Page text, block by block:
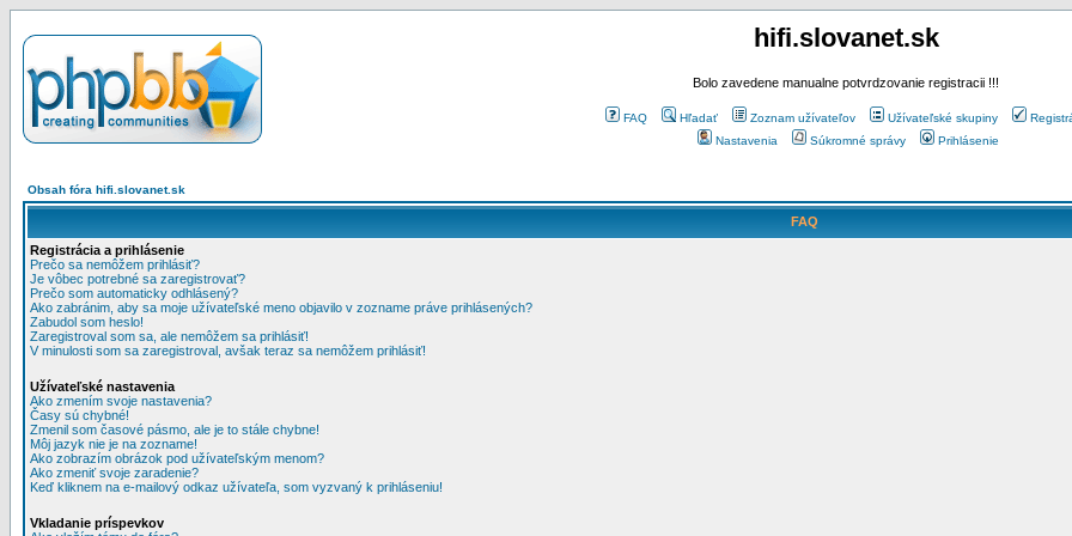
hifi.slovanet.sk
Bolo zavedene manualne potvrdzovanie registracii !!!
FAQ Hľadať Zoznam užívateľov Užívateľské skupiny
Nastavenia
Súkromné správy Prihlásenie
Obsah fóra hifi.slovanet.sk
FAQ
Registrácia a prihlásenie
Prečo sa nemôžem prihlásiť?
Je vôbec potrebné sa zaregistrovať?
Prečo som automaticky odhlásený?
Ako zabránim, aby sa moje užívateľské meno objavilo v zozname práve prihlásených?
Zabudol som heslo!
Zaregistroval som sa, ale nemôžem sa prihlásiť!
V minulosti som sa zaregistroval, avšak teraz sa nemôžem prihlásiť!
Užívateľské nastavenia
Ako zmením svoje nastavenia?
Časy sú chybné!
Zmenil som časové pásmo, ale je to stále chybne!
Môj jazyk nie je na zozname!
Ako zobrazím obrázok pod užívateľským menom?
Ako zmeniť svoje zaradenie?
Keď kliknem na e-mailový odkaz užívateľa, som vyzvaný k prihláseniu!
Vkladanie príspevkov